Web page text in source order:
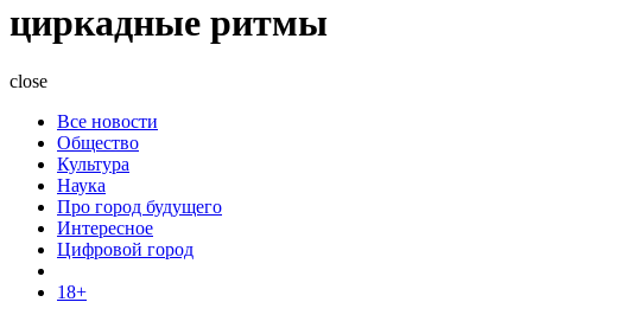
циркадные ритмы
close
Все новости
Общество
Культура
Наука
Про город будущего
Интересное
Цифровой город
18+